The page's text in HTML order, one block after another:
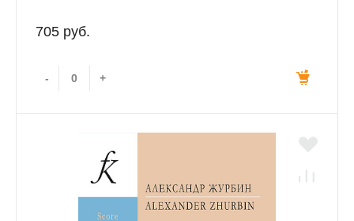
705 руб.
- +